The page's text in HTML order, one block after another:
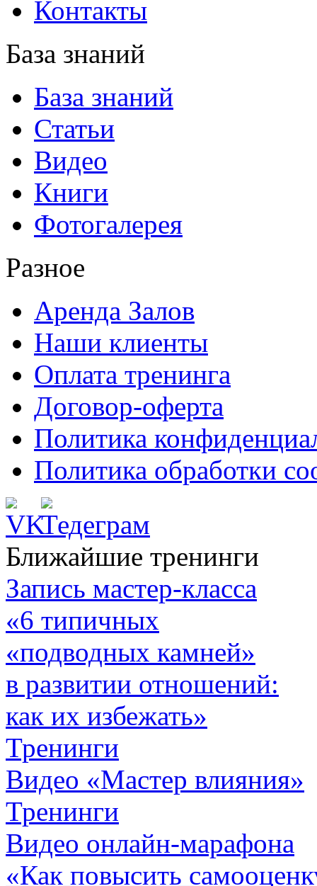
Контакты
База знаний
База знаний
Статьи
Видео
Книги
Фотогалерея
Разное
Аренда Залов
Наши клиенты
Оплата тренинга
Договор-оферта
Политика
Политика обработки
Ближайшие тренинги
Запись мастер-класса
«6 типичных
«подводных камней»
в развитии отношений:
как их избежать»
Тренинги
Видео «Мастер влияния»
Тренинги
Видео онлайн-марафона
«Как повысить